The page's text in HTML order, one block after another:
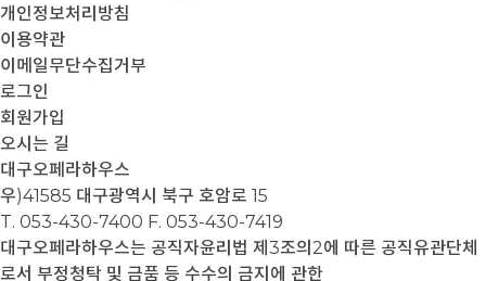
개인정보처리방침
이용약관
이메일무단수집거부
로그인
회원가입
오시는 길
대구오페라하우스
우)41585 대구광역시 북구 호암로 15
T. 053-430-7400 F. 053-430-7419
대구오페라하우스는 공직자윤리법 제3조의2에 따른 공직유관단체
로서 부정청탁 및 금품 등 수수의 금지에 관한